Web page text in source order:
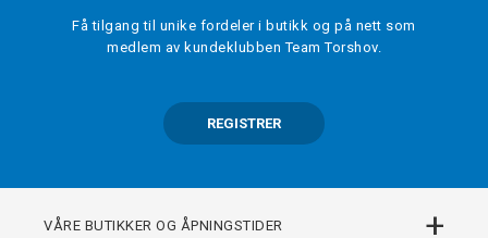
Få tilgang til unike fordeler i butikk og på nett som
medlem av kundeklubben Team Torshov.
REGISTRER
VÅRE BUTIKKER OG ÅPNINGSTIDER +